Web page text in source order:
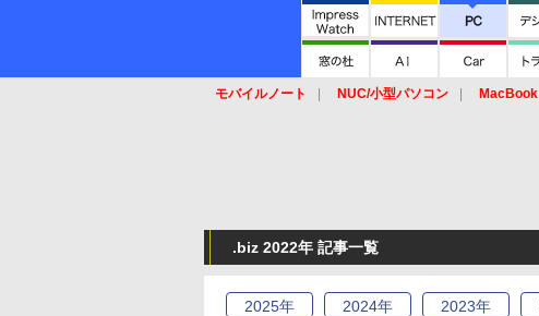
モバイルノート NUC/小型パソコン MacBook
.biz 2022年 記事一覧
2025年 2024年 2023年